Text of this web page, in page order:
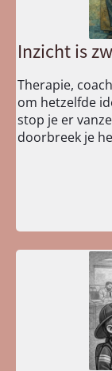
Inzicht is
Therapie,
om hetzelfde
stop je er
doorbreek je